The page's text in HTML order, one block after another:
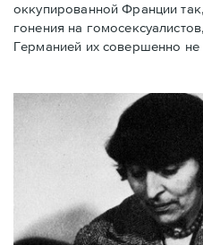
оккупированной Франции
гонения на
Германией их совершенно не